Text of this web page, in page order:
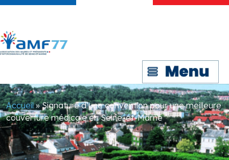
Accueil»Signature d’une convention pour une meilleure
couverture médicale en Seine-et-Marne